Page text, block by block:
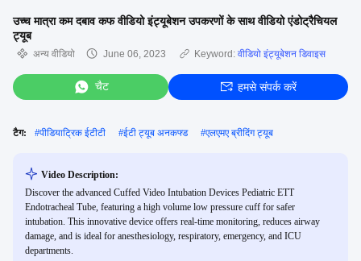
उच्च मात्रा कम दबाव कफ वीडियो इंट्यूबेशन उपकरणों के साथ वीडियो एंडोट्रैचियल
ट्यूब
अन्य वीडियो June 06, 2023 Keyword: वीडियो इंट्यूबेशन डिवाइस
चैट हमसे संपर्क करें
टैग: #पीडियाट्रिक ईटीटी #ईटी ट्यूब अनकफ्ड #एलएमए ब्रीदिंग ट्यूब
Video Description:
Discover the advanced Cuffed Video Intubation Devices Pediatric ETT
Endotracheal Tube, featuring a high volume low pressure cuff for safer
intubation. This innovative device offers real-time monitoring, reduces airway
damage, and is ideal for anesthesiology, respiratory, emergency, and ICU
departments.